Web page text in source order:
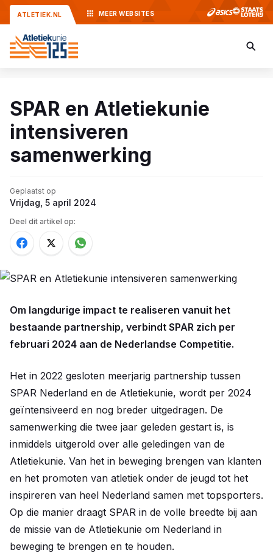
ATLETIEK.NL MEER WEBSITES
SPAR en Atletiekunie
intensiveren
samenwerking
Geplaatst op
Vrijdag, 5 april 2024
Deel dit artikel op:
© Lars van Hoeven
Om langdurige impact te realiseren vanuit het
bestaande partnership, verbindt SPAR zich per
februari 2024 aan de Nederlandse Competitie.
Het in 2022 gesloten meerjarig partnership tussen
SPAR Nederland en de Atletiekunie, wordt per 2024
geïntensiveerd en nog breder uitgedragen. De
samenwerking die twee jaar geleden gestart is, is
inmiddels uitgerold over alle geledingen van de
Atletiekunie. Van het in beweging brengen van klanten
en het promoten van atletiek onder de jeugd tot het
inspireren van heel Nederland samen met topsporters.
Op die manier draagt SPAR in de volle breedte bij aan
de missie van de Atletiekunie om Nederland in
beweging te brengen en te houden.